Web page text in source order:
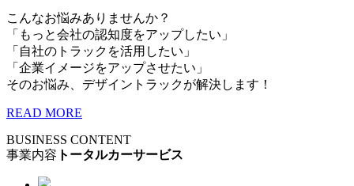
こんなお悩みありませんか？
「もっと会社の認知度をアップしたい」
「自社のトラックを活用したい」
「企業イメージをアップさせたい」
そのお悩み、デザイントラックが解決します！
READ MORE
BUSINESS CONTENT
事業内容 トータルカーサービス